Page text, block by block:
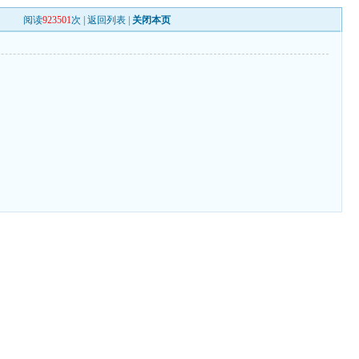
阅读923501次 |返回列表 关闭本页